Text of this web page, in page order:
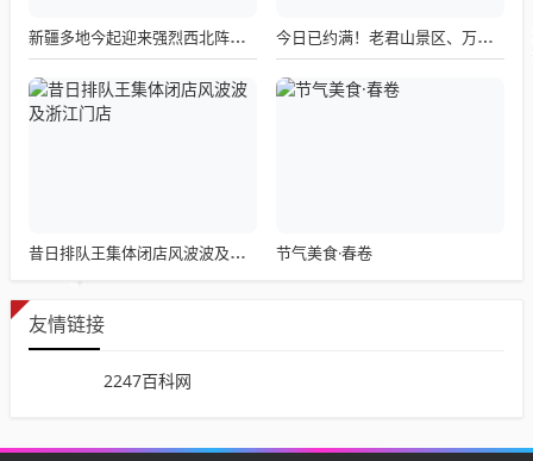
新疆多地今起迎来强烈西北阵风，风口风力高达12-13级 今日已约满！老君山景区、万岁山武侠城发布最新公告
昔日排队王集体闭店风波波及浙江门店 节气美食·春卷
友情链接
2247百科网